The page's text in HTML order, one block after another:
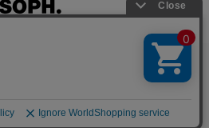
提供するため、cookie(クッキー)を
詳しくは
プライバシーポリシーを